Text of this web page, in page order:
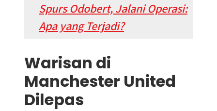
Spurs Odobert, Jalani Operasi:
Apa yang Terjadi?
Warisan di
Manchester United
Dilepas